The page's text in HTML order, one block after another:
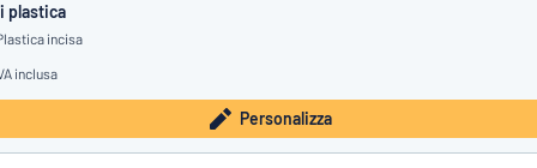
plastica
incisa
inclusa
Personalizza